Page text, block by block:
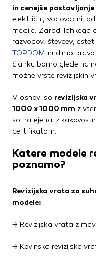
in cenejše
električni, vodovodni,
medije. Zaradi lahkega
razvodov, števcev,
TOPDOM nudimo
članku bomo glede na
možne vrste revizijskih
V osnovi so revizijska
1000 x 1000 mm z
so narejena iz
certifikatom.
Katere modele
poznamo?
Revizijska vrata za
modele:
→ Revizijska vrata z
→ Kovinska revizijska
Te piškotke nastavijo
Partnerska
izdelavo profila vaših
prikazovanje ustreznih
Pri delu uporabljajo
brskalnika in naprave.
ne boste deležni